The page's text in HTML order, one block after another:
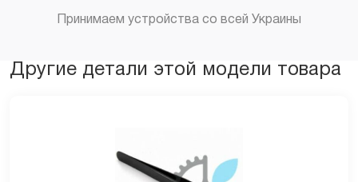
Принимаем устройства со всей Украины
Другие детали этой модели товара